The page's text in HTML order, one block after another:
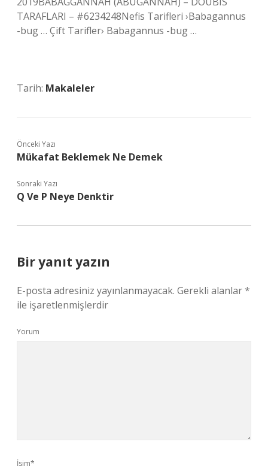
TARAFLARI – #6234248Nefis Tarifleri ›Babagannus
-bug … Çift Tarifler› Babagannus -bug …
Tarih: Makaleler
Önceki Yazı
Mükafat Beklemek Ne Demek
Sonraki Yazı
Q Ve P Neye Denktir
Bir yanıt yazın
E-posta adresiniz yayınlanmayacak. Gerekli alanlar*
ile işaretlenmişlerdir
Yorum
İsim*